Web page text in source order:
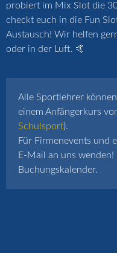
probiert im Mix Slot die
checkt euch in die Fun
Austausch! Wir helfen
oder in der Luft. 🤙
Alle Sportlehrer
einem Anfängerkurs
Schulsport).
Für Firmenevents und
E-Mail an uns
Buchungskalender.